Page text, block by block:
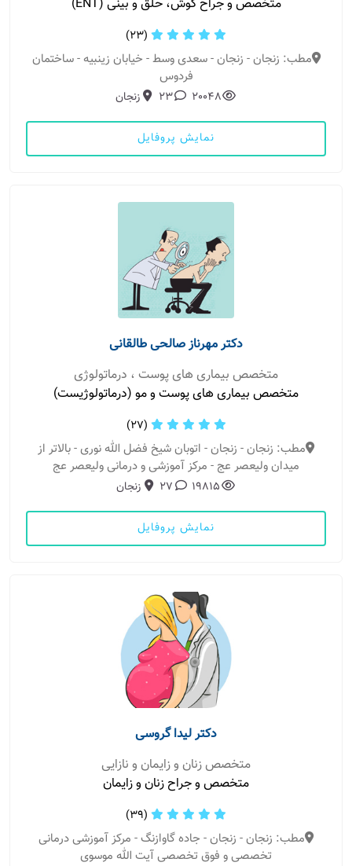
متخصص و جراح گوش، حلق و بینی (ENT)
(23)
مطب: زنجان - زنجان - سعدی وسط - خیابان زینبیه - ساختمان
فردوس
20048
23 زنجان
نمایش پروفایل
دکتر مهرناز صالحی طالقانی
متخصص بیماری های پوست ، درماتولوژی
متخصص بیماری های پوست و مو (درماتولوژیست)
(27)
مطب: زنجان - زنجان - اتوبان شیخ فضل الله نوری - بالاتر از
میدان ولیعصر عج - مرکز آموزشی و درمانی ولیعصر عج
19815
27 زنجان
نمایش پروفایل
دکتر لیدا گروسی
متخصص زنان و زایمان و نازایی
متخصص و جراح زنان و زایمان
(39)
مطب: زنجان - زنجان - جاده گاوازنگ - مرکز آموزشی درمانی
تخصصی و فوق تخصصی آیت الله موسوی